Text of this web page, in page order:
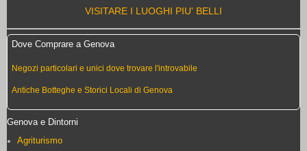
VISITARE I LUOGHI PIU' BELLI
Dove Comprare a Genova
Negozi particolari e unici dove trovare l'introvabile
Antiche Botteghe e Storici Locali di Genova
Genova e Dintorni
Agriturismo